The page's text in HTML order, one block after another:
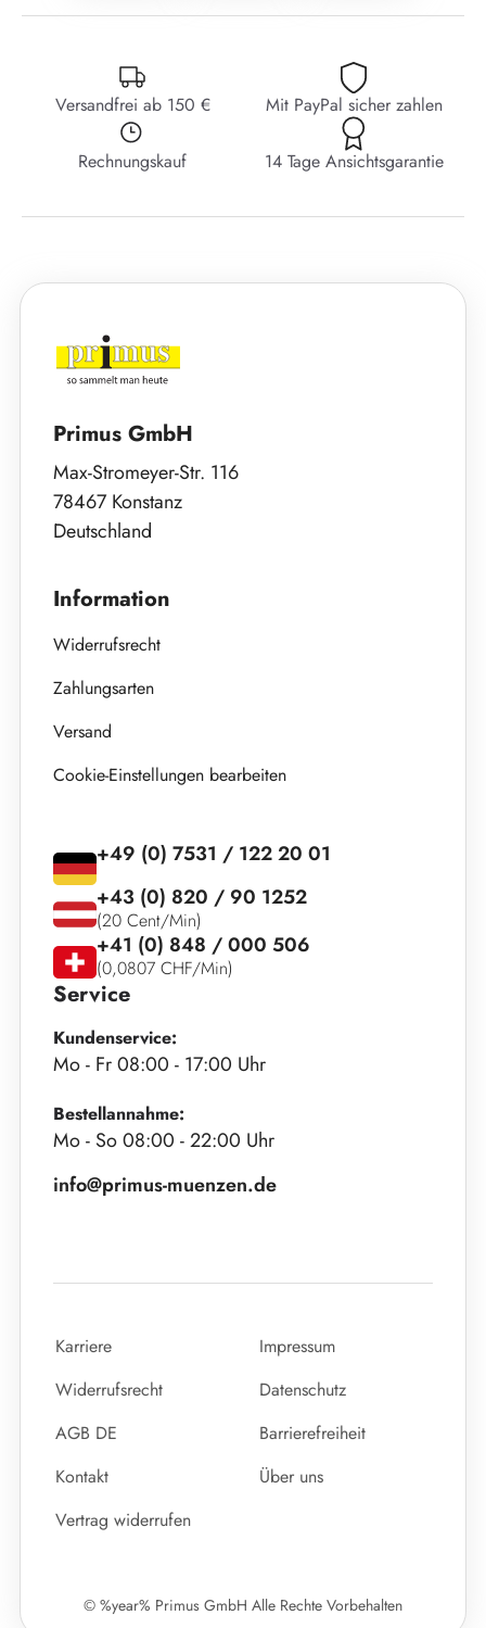
Versandfrei ab 150 € Mit PayPal sicher zahlen
Rechnungskauf 14 Tage Ansichtsgarantie
Primus GmbH
Max-Stromeyer-Str. 116
78467 Konstanz
Deutschland
Information
Widerrufsrecht
Zahlungsarten
Versand
Cookie-Einstellungen bearbeiten
Service
Kundenservice:
Mo - Fr 08:00 - 17:00 Uhr
Bestellannahme:
Mo - So 08:00 - 22:00 Uhr
info@primus-muenzen.de
+49 (0) 7531 / 122 20 01
+43 (0) 820 / 90 1252
(20 Cent/Min)
+41 (0) 848 / 000 506
(0,0807 CHF/Min)
Karriere
Impressum
Widerrufsrecht
Datenschutz
AGB DE
Barrierefreiheit
Kontakt
Über uns
Vertrag widerrufen
© %year% Primus GmbH Alle Rechte Vorbehalten